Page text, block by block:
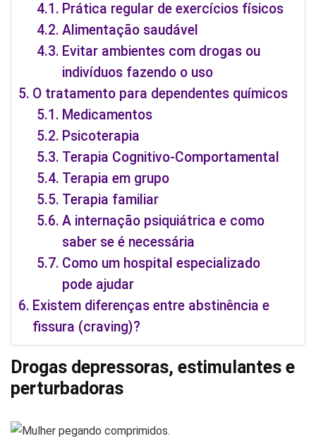
Prática regular de exercícios físicos
Alimentação saudável
Evitar ambientes com drogas ou
indivíduos fazendo o uso
O tratamento para dependentes químicos
Medicamentos
Psicoterapia
Terapia Cognitivo-Comportamental
Terapia em grupo
Terapia familiar
A internação psiquiátrica e como
saber se é necessária
Como um hospital especializado
pode ajudar
Existem diferenças entre abstinência e
fissura (craving)?
Drogas depressoras, estimulantes e
perturbadoras